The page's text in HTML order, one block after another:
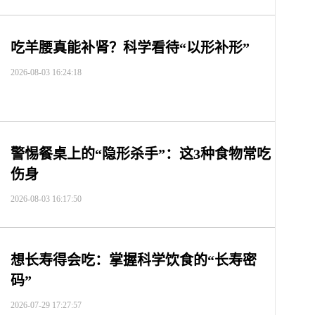
吃羊腰真能补肾？科学看待“以形补形”
2026-08-03 16:24:18
警惕餐桌上的“隐形杀手”：这3种食物常吃
伤身
2026-08-03 16:17:50
想长寿得会吃：掌握科学饮食的“长寿密
码”
2026-07-29 17:27:57